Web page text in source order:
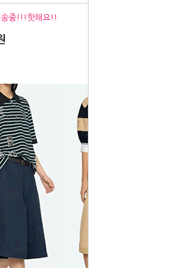
송중!!!핫해요!!